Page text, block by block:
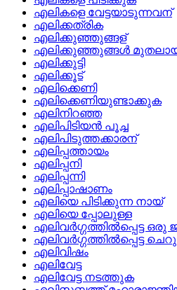
എലികളെ വേട്ടയാടുന്നവന്
എലിക്കത്രിക
എലിക്കുഞ്ഞുങ്ങള്
എലിക്കുഞ്ഞുങ്ങള്‍
എലിക്കുട്ടി
എലിക്കൂട്
എലിക്കെണി
എലിക്കെണിയുണ്ടാക്കുക
എലിനിറഞ്ഞ
എലിപിടിയന്‍ പൂച്ച
എലിപിടുത്തക്കാരന്
എലിപ്പത്തായം
എലിപ്പനി
എലിപ്പന്നി
എലിപ്പാഷാണം
എലിയെ പിടിക്കുന്ന നായ്
എലിയെ പ്പോലുള്ള
എലിവര്‍ഗ്ഗത്തില്‍പ്പെട്ട ഒരു
എലിവര്‍ഗ്ഗത്തില്‍പ്പെട്ട
എലിവിഷം
എലിവേട്ട
എലിവേട്ട നടത്തുക